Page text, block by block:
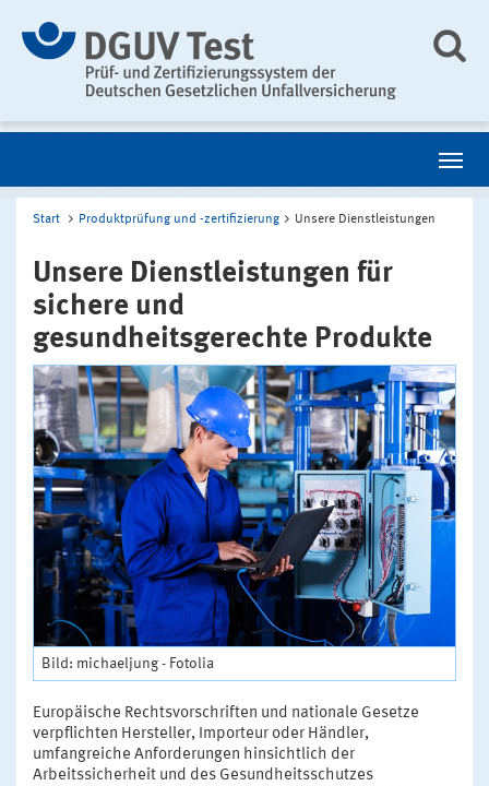
Start Produktprüfung und -zertifizierung Unsere Dienstleistungen
Unsere Dienstleistungen für
sichere und
gesundheitsgerechte Produkte
Bild: michaeljung - Fotolia
Europäische Rechtsvorschriften und nationale Gesetze
verpflichten Hersteller, Importeur oder Händler,
umfangreiche Anforderungen hinsichtlich der
Arbeitssicherheit und des Gesundheitsschutzes